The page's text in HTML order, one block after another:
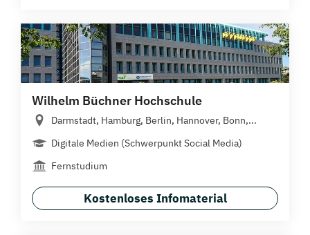
Wilhelm Büchner Hochschule
Darmstadt, Hamburg, Berlin, Hannover, Bonn,...
Digitale Medien (Schwerpunkt Social Media)
Fernstudium
Kostenloses Infomaterial